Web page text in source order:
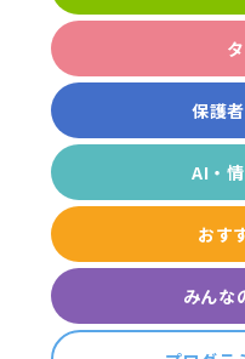
保護
AI・
おす
みんな